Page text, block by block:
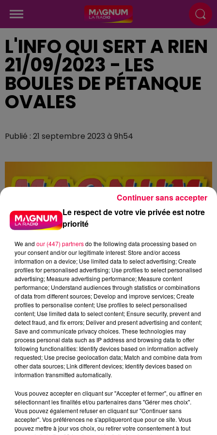
L'INFO QUI SERT A RIEN
21/09/2023 - LES
BOULES DE PÉTANQUE
OVALES
Publié : 21 septembre 2023 à 9h54
septembre.mp3
Le respect de votre vie privée est notre
priorité
We and our (447) partnersdo the following data processing based on
your consent and/or our legitimate interest: Store and/or access
information on a device; Use limited data to select advertising; Create
profiles for personalised advertising; Use profiles to select personalised
advertising; Measure advertising performance; Measure content
performance; Understand audiences through statistics or combinations
of data from different sources; Develop and improve services; Create
profiles to personalise content; Use profiles to select personalised
content; Use limited data to select content; Ensure security, prevent and
detect fraud, and fix errors; Deliver and present advertising and content;
Save and communicate privacy choices. These technologies may
process personal data such as IP address and browsing data to offer
following functionalities: Identify devices based on information actively
requested; Use precise geolocation data; Match and combine data from
other data sources; Link different devices; Identify devices based on
information transmitted automatically.
Vous pouvez accepter en cliquant sur "Accepter et fermer", ou affiner en
sélectionnant les finalités et/ou partenaires dans "Gérer mes choix".
Vous pouvez également refuser en cliquant sur "Continuer sans
accepter". Vos préférences ne s'appliqueront que pour ce site. Vous
pouvez mettre à jour vos choix, ou retirer votre consentement à tout
Continuer sans accepter